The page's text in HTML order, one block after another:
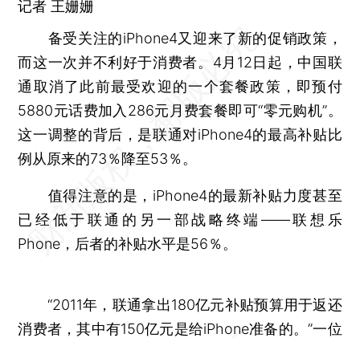
记者 王姗姗
备受关注的iPhone4又迎来了新的促销政策，
而这一次并不利好于消费者。4月12日起，中国联
通取消了此前最受欢迎的一个套餐政策，即预付
5880元话费加入286元月费套餐即可“零元购机”。
这一调整的背后，是联通对iPhone4的最高补贴比
例从原来的73％降至53％。
值得注意的是，iPhone4的最新补贴力度甚至
已经低于联通的另一部战略终端——联想乐
Phone，后者的补贴水平是56％。
“2011年，联通拿出180亿元补贴预算用于返还
消费者，其中有150亿元是给iPhone准备的。”一位